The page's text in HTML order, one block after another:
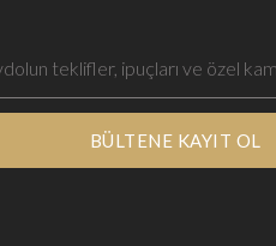
BÜLTENE KAYIT OL